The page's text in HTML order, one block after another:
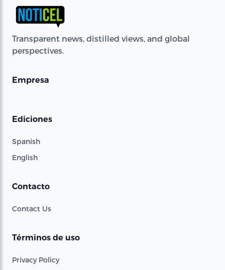
Transparent news, distilled views, and global
perspectives.
Empresa
Ediciones
Spanish
English
Contacto
Contact Us
Términos de uso
Privacy Policy